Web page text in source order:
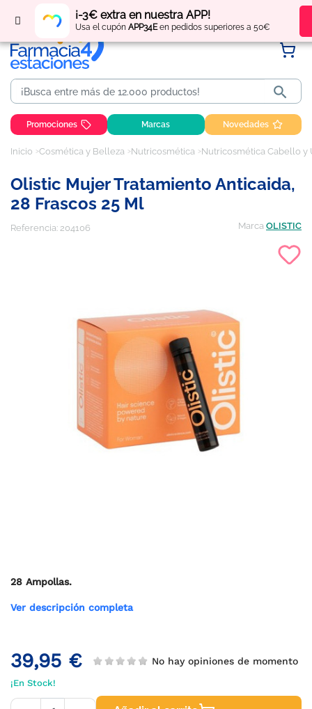
¡-3€ extra en nuestra APP!
Usa el cupón APP34Een pedidos superiores a 50€
Regístratey obtén puntos por tus compras

Promociones Marcas Novedades
Inicio Cosmética y Belleza Nutricosmética Nutricosmética Cabello y
Olistic Mujer Tratamiento Anticaida,
28 Frascos 25 Ml
Referencia: 204106 Marca OLISTIC
28 Ampollas.
Ver descripción completa
39,95 € No hay opiniones de momento
¡En Stock!